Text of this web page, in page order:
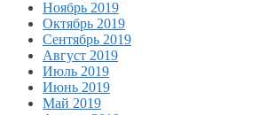
Ноябрь 2019
Октябрь 2019
Сентябрь 2019
Август 2019
Июль 2019
Июнь 2019
Май 2019